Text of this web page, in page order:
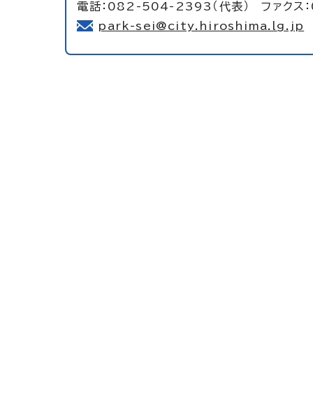
電話：082-504-2393（代表） ファク
park-sei@city.hiroshima.lg.jp